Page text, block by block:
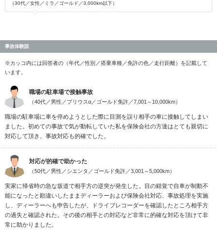
（30代／女性／ミラ／ゴールド／3,000km以下）
事故体験談
※カッコ内には回答者の（年代／性別／搭乗車種／免許の色／走行距離）を記載して
います。
職場の駐車場で接触事故
（40代／男性／プリウスα／ゴールド免許／7,001～10,000km）
職場の駐車場に車を停めようとした際に目測を誤り相手の車に接触してしまい
ました。初めての事故で気が動転していた私を保険会社の方達はとても親切に
対応して頂き、事故対応も的確でした。
対応が的確で助かった
（50代／男性／シエンタ／ゴールド免許／3,001～5,000km）
実家に帰省時の急な坂道で相手方の逆突が発生した。目の錯覚で自車が制動不
能になったと勘違いしたままディーラーおよび保険会社対応、事故処理を実施
し、ディーラーへも申告したが、ドライブレコーダーを確認したところ相手方
の過失と確認された。その後の相手との対応など非常に的確な対応を頂けて非
常に助かりました。